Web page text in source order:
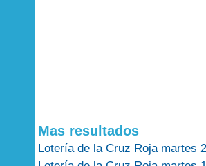
Mas resultados
Lotería de la Cruz Roja martes